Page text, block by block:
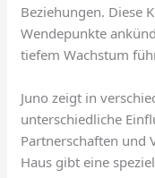
Beziehungen. Diese
Wendepunkte
tiefem Wachstum
Juno zeigt in
unterschiedliche
Partnerschaften und
Haus gibt eine